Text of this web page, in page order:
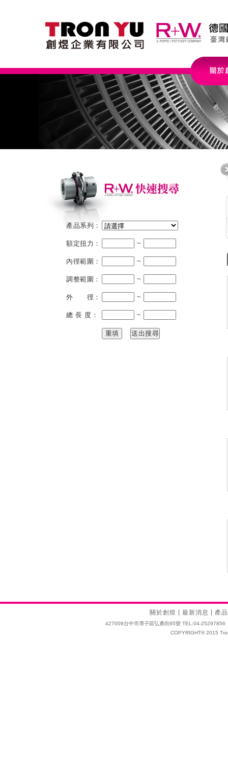
產品系列：
額定扭力： ~
內徑範圍： ~
調整範圍： ~
外 徑： ~
總 長 度： ~
關於創煜 最新消息 產
427009台中市潭子區弘勇街95號 TEL:04-
COPYRIGHT® 2015